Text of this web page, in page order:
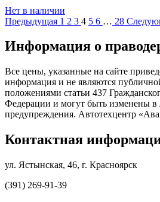
Нет в наличии
Предыдущая 1 2 3 4 5 6 … 28
Информация о
Все цены, указанные на сайте
информация и не являются
положениями статьи 437
Федерации и могут быть изменены в
предупреждения. Автотехцентр
Контактная
ул. Ястынская, 46, г. Красноярск
(391) 269-91-39